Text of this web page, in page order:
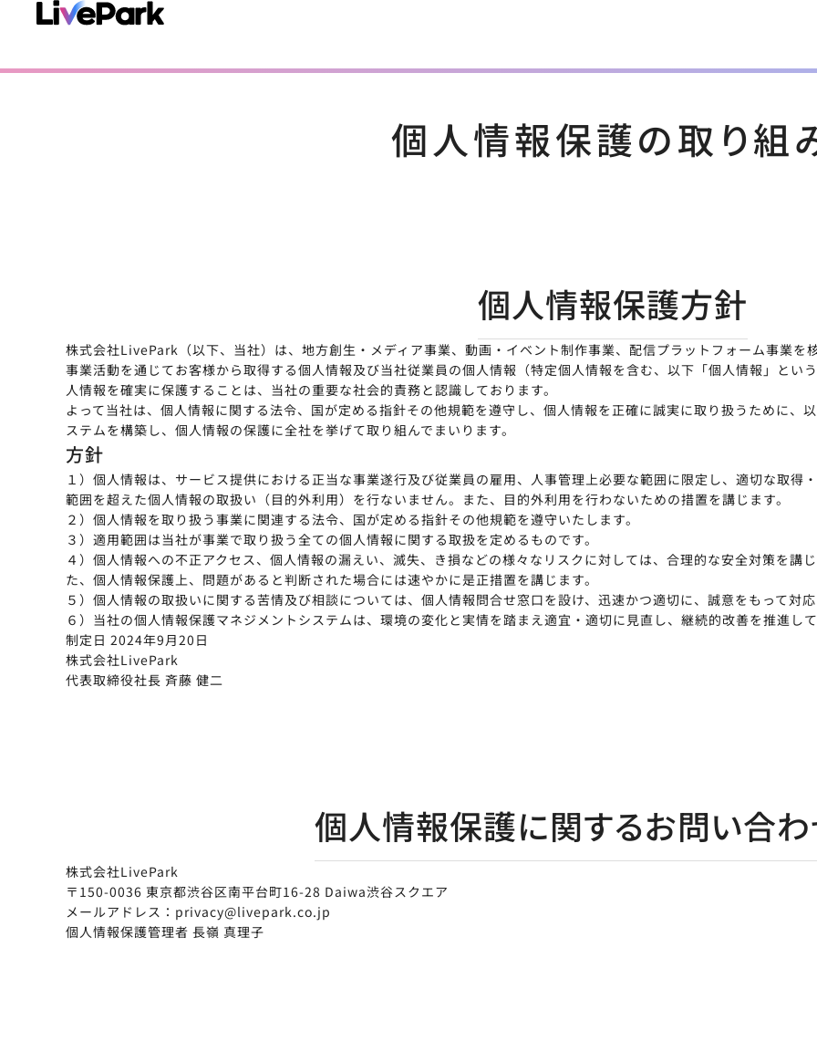
個人情報保護の取り組
個人情報保護方針
株式会社LivePark（以下、当社）は、地方創生・メディア事業、動画・イベント制作事業、配信プラットフォーム事業を
事業活動を通じてお客様から取得する個人情報及び当社従業員の個人情報（特定個人情報を含む、以下「個人情報」とい
人情報を確実に保護することは、当社の重要な社会的責務と認識しております。
よって当社は、個人情報に関する法令、国が定める指針その他規範を遵守し、個人情報を正確に誠実に取り扱うために、
ステムを構築し、個人情報の保護に全社を挙げて取り組んでまいります。
方針
１）個人情報は、サービス提供における正当な事業遂行及び従業員の雇用、人事管理上必要な範囲に限定し、適切な取得
範囲を超えた個人情報の取扱い（目的外利用）を行ないません。また、目的外利用を行わないための措置を講じます。
２）個人情報を取り扱う事業に関連する法令、国が定める指針その他規範を遵守いたします。
３）適用範囲は当社が事業で取り扱う全ての個人情報に関する取扱を定めるものです。
４）個人情報への不正アクセス、個人情報の漏えい、滅失、き損などの様々なリスクに対しては、合理的な安全対策を講
た、個人情報保護上、問題があると判断された場合には速やかに是正措置を講じます。
５）個人情報の取扱いに関する苦情及び相談については、個人情報問合せ窓口を設け、迅速かつ適切に、誠意をもって対
６）当社の個人情報保護マネジメントシステムは、環境の変化と実情を踏まえ適宜・適切に見直し、継続的改善を推進し
制定日 2024年9月20日
株式会社LivePark
代表取締役社長 斉藤 健二
個人情報保護に関するお問い合
株式会社LivePark
〒150-0036 東京都渋谷区南平台町16-28 Daiwa渋谷スクエア
メールアドレス：privacy@livepark.co.jp
個人情報保護管理者 長嶺 真理子